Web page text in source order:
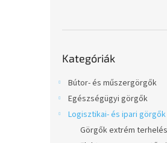
átugrása
Kategóriák
Bútor- és műszergörgők
Egészségügyi görgők
Logisztikai- és ipari görgők
Görgők extrém